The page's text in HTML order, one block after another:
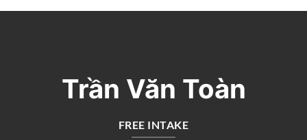
Trần Văn Toàn
FREE INTAKE